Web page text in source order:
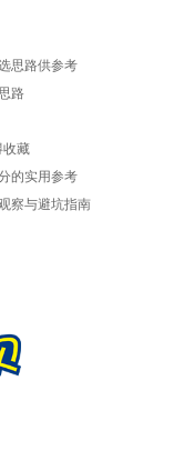
思路供参考
路
收藏
的实用参考
察与避坑指南